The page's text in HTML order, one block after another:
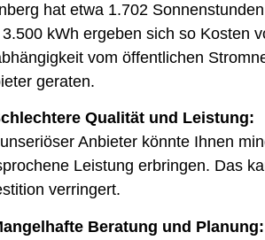
hat etwa 1.702
kWh ergeben sich so Kosten
vom öffentlichen
geraten.
Qualität und Leistung:
Anbieter könnte Ihnen
Leistung erbringen. Das
verringert.
Beratung und Planung: